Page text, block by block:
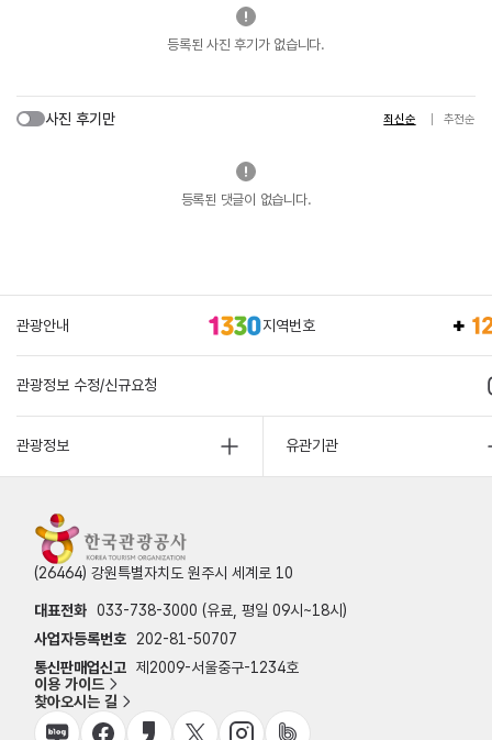
등록된 사진 후기가 없습니다.
사진 후기만 최신순 추천순
등록된 댓글이 없습니다.
관광안내 지역번호
관광정보 수정/신규요청
관광정보 유관기관
(26464) 강원특별자치도 원주시 세계로 10
대표전화 033-738-3000 (유료, 평일 09시~18시)
사업자등록번호
202-81-50707
통신판매업신고 제2009-서울중구-1234호
이용 가이드
찾아오시는 길